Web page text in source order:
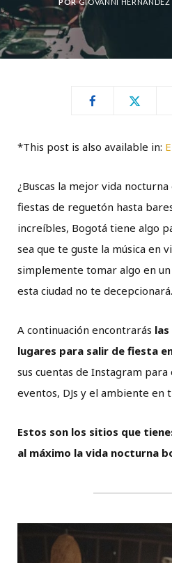
*This post is also available in:
¿Buscas la mejor vida
fiestas de reguetón hasta
increíbles, Bogotá tiene algo
sea que te guste la música en
simplemente tomar algo en
esta ciudad no te decepcionará.
A continuación encontrarás
lugares para salir de fiesta
sus cuentas de Instagram
eventos, DJs y el ambiente en
Estos son los sitios que
al máximo la vida nocturna